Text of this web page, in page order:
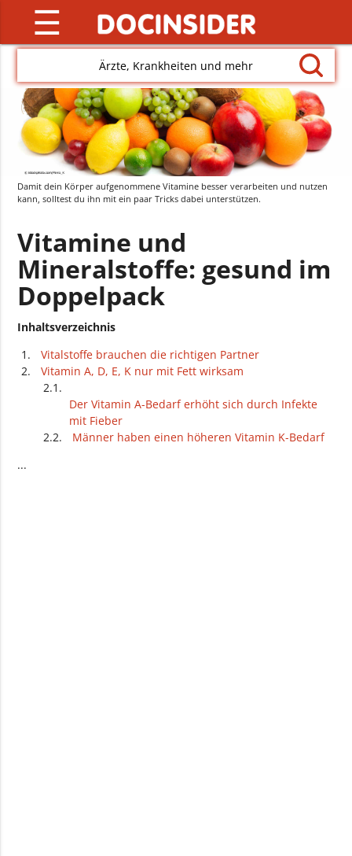
☰
Ärzte, Krankheiten und mehr
Damit dein Körper aufgenommene Vitamine besser verarbeiten und nutzen
kann, solltest du ihn mit ein paar Tricks dabei unterstützen.
Vitamine und
Mineralstoffe: gesund im
Doppelpack
Inhaltsverzeichnis
Vitalstoffe brauchen die richtigen Partner
Vitamin A, D, E, K nur mit Fett wirksam
Der Vitamin A-Bedarf erhöht sich durch Infekte
mit Fieber
Männer haben einen höheren Vitamin K-Bedarf
...